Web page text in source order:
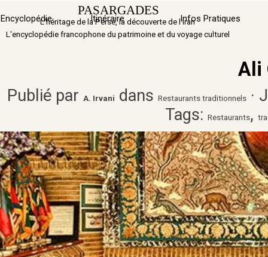
PASARGADES Sauter
Encyclopédie Itinéraire ▼
Infos Pratiques
L'héritage de la Perse, la découverte de l'Iran
L'encyclopédie francophone du patrimoine et du voyage culturel
Ali
Publié par A. Irvani dans Restaurants traditionnels ·
Tags: Restaurants,